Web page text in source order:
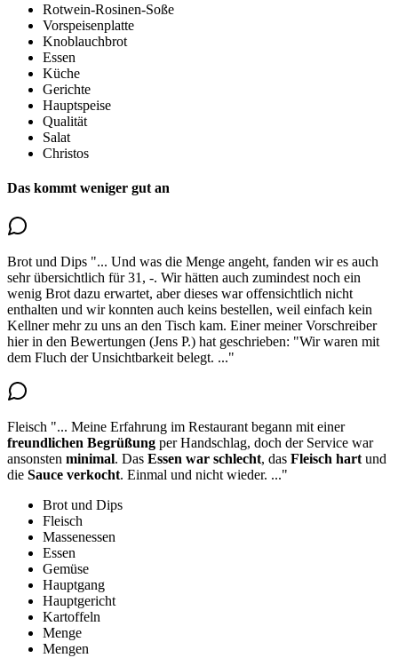
Rotwein-Rosinen-Soße
Vorspeisenplatte
Knoblauchbrot
Essen
Küche
Gerichte
Hauptspeise
Qualität
Salat
Christos
Das kommt weniger gut an
Brot und Dips "... Und was die Menge angeht, fanden wir es auch
sehr übersichtlich für 31, -. Wir hätten auch zumindest noch ein
wenig Brot dazu erwartet, aber dieses war offensichtlich nicht
enthalten und wir konnten auch keins bestellen, weil einfach kein
Kellner mehr zu uns an den Tisch kam. Einer meiner Vorschreiber
hier in den Bewertungen (Jens P.) hat geschrieben: "Wir waren mit
dem Fluch der Unsichtbarkeit belegt. ..."
Fleisch "... Meine Erfahrung im Restaurant begann mit einer
freundlichen Begrüßung per Handschlag, doch der Service war
ansonsten minimal. Das Essen war schlecht, das Fleisch hart und
die Sauce verkocht. Einmal und nicht wieder. ..."
Brot und Dips
Fleisch
Massenessen
Essen
Gemüse
Hauptgang
Hauptgericht
Kartoffeln
Menge
Mengen